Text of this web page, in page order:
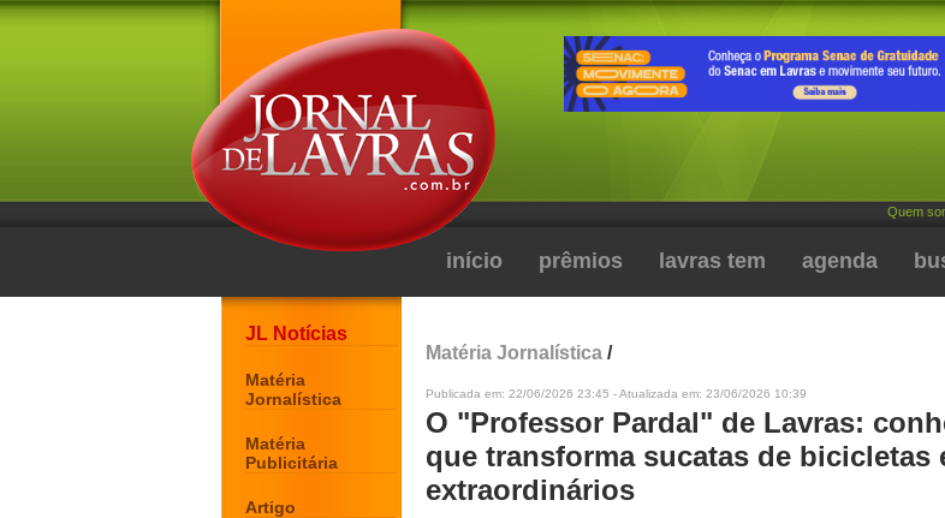
Quem
início prêmios lavras tem agenda
JL Notícias
Matéria
Jornalística
Matéria
Publicitária
Artigo
Matéria Jornalística /
Publicada em: 22/06/2026 23:45 - Atualizada em: 23/06/2026 10:39
O "Professor Pardal" de Lavras:
que transforma sucatas de bicicletas
extraordinários